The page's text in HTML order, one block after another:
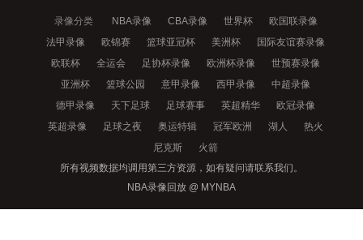
录像分类 NBA录像 CBA录像 世界杯
欧国联录像
法甲录像
欧锦赛 篮球亚冠杯 美洲杯
国际友谊赛录像
欧联杯
全运会 足协杯录像 欧洲杯录像
世预赛录像
亚洲杯
篮球公园 意甲录像 西甲录像
中超录像
德甲录像
天下足球 足球赛事 英超精华
欧冠录像
英超录像
足球之夜 奥运特辑 冠军欧洲 湖人
热火
尼克斯
火箭
所有视频数据均调用第三方资源，如有疑问请联系我们。
NBA录像回放 @ MYNBA